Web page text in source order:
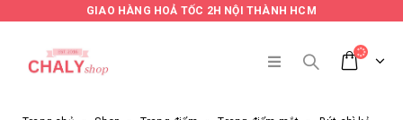
GIAO HÀNG HOẢ TỐC 2H NỘI THÀNH HCM